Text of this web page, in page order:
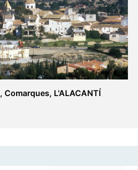
, Comarques, L'ALACANTÍ